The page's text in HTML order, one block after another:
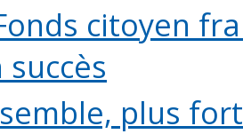
citoyen
succès
plus